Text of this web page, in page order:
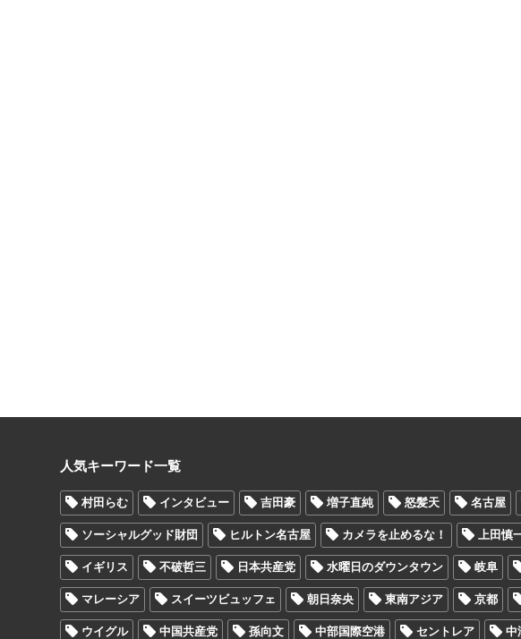
人気キーワード一覧
村田らむ インタビュー 吉田豪 増子直純 怒髪天 名古屋
ソーシャルグッド財団 ヒルトン名古屋 カメラを止めるな！ 上田慎
イギリス 不破哲三 日本共産党 水曜日のダウンタウン 岐阜
マレーシア スイーツビュッフェ 朝日奈央 東南アジア 京都
ウイグル 中国共産党 孫向文 中部国際空港 セントレア 中